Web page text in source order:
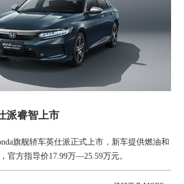
派睿智上市
旗舰轿车英仕派正式上市，新车提供燃油和
官方指导价17.99万—25.59万元。